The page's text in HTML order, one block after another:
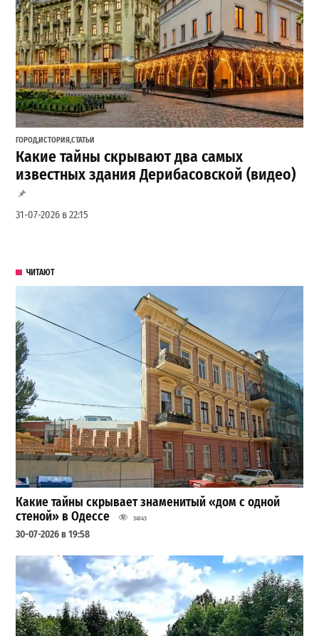
ГОРОД,ИСТОРИЯ,СТАТЬИ
Какие тайны скрывают два самых
известных здания Дерибасовской (видео)
31-07-2026 в 22:15
ЧИТАЮТ
Какие тайны скрывает знаменитый «дом с одной
стеной» в Одессе
34143
30-07-2026 в 19:58